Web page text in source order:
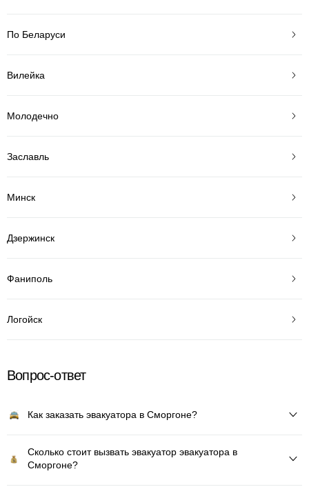
По Беларуси
Вилейка
Молодечно
Заславль
Минск
Дзержинск
Фаниполь
Логойск
Вопрос-ответ
Как заказать эвакуатора в Сморгоне?
Сколько стоит вызвать эвакуатор эвакуатора в
Сморгоне?